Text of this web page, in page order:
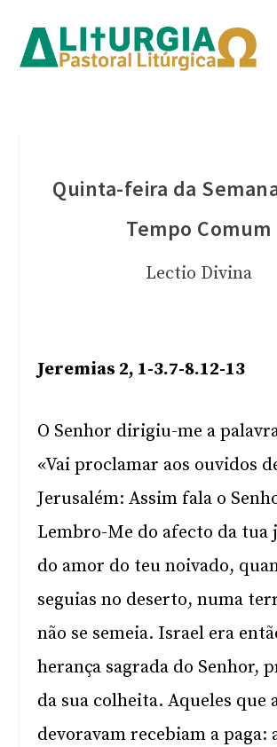
Quinta-feira da
Tempo Comum
Lectio Divina
Jeremias 2, 1-3.7-8.12-13
O Senhor dirigiu-me a
«Vai proclamar aos ouvidos
Jerusalém: Assim fala o
Lembro-Me do afecto da tua
do amor do teu noivado,
seguias no deserto, numa
não se semeia. Israel era
herança sagrada do Senhor,
da sua colheita. Aqueles que
devoravam recebiam a paga: